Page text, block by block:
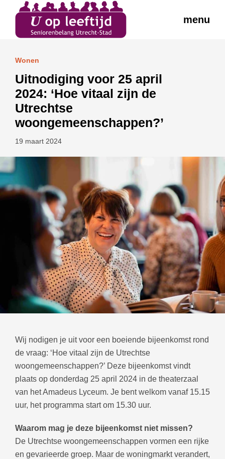
menu
Wonen
Uitnodiging voor 25 april
2024: ‘Hoe vitaal zijn de
Utrechtse
woongemeenschappen?’
19 maart 2024
Wij nodigen je uit voor een boeiende bijeenkomst rond
de vraag: ‘Hoe vitaal zijn de Utrechtse
woongemeenschappen?’ Deze bijeenkomst vindt
plaats op donderdag 25 april 2024 in de theaterzaal
van het Amadeus Lyceum. Je bent welkom vanaf 15.15
uur, het programma start om 15.30 uur.
Waarom mag je deze bijeenkomst niet missen?
De Utrechtse woongemeenschappen vormen een rijke
en gevarieerde groep. Maar de woningmarkt verandert,